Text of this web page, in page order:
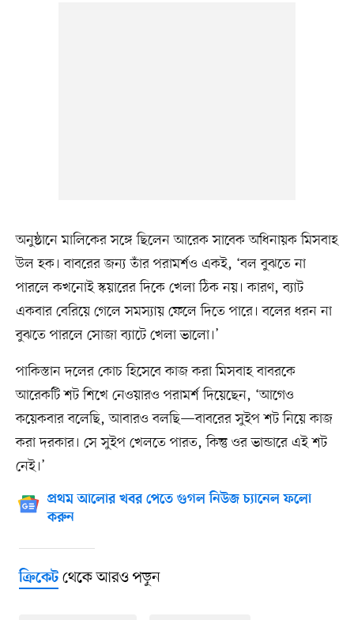
অনুষ্ঠানে মালিকের সঙ্গে ছিলেন আরেক সাবেক অধিনায়ক মিসবাহ
উল হক। বাবরের জন্য তাঁর পরামর্শও একই, ‘বল বুঝতে না
পারলে কখনোই স্কয়ারের দিকে খেলা ঠিক নয়। কারণ, ব্যাট
একবার বেরিয়ে গেলে সমস্যায় ফেলে দিতে পারে। বলের ধরন না
বুঝতে পারলে সোজা ব্যাটে খেলা ভালো।’
পাকিস্তান দলের কোচ হিসেবে কাজ করা মিসবাহ বাবরকে
আরেকটি শট শিখে নেওয়ারও পরামর্শ দিয়েছেন, ‘আগেও
কয়েকবার বলেছি, আবারও বলছি—বাবরের সুইপ শট নিয়ে কাজ
করা দরকার। সে সুইপ খেলতে পারত, কিন্তু ওর ভান্ডারে এই শট
নেই।’
প্রথম আলোর খবর পেতে গুগল নিউজ চ্যানেল ফলো
করুন
ক্রিকেটথেকে আরও পড়ুন